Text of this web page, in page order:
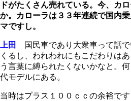
ドがたくさん売れている。今、カ
か。カローラは３３年連続で国内
マですし。
上田
国民車であり大衆車って話
くるし、われわれにもこだわりは
う言葉に縛られたくないかなと。
代モデルにある。
当時はプラス１００ｃｃの余裕で